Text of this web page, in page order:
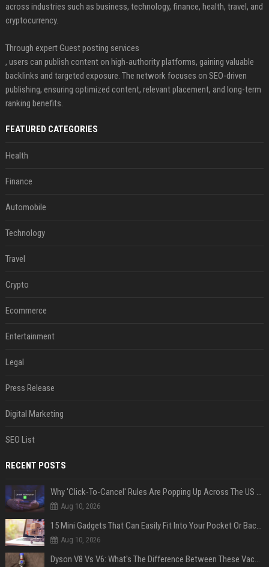
across industries such as business, technology, finance, health, travel, and
cryptocurrency.
Through expert Guest posting services
, users can publish content on high-authority platforms, gaining valuable
backlinks and targeted exposure. The network focuses on SEO-driven
publishing, ensuring optimized content, relevant placement, and long-term
ranking benefits.
FEATURED CATEGORIES
Health
Finance
Automobile
Technology
Travel
Crypto
Ecommerce
Entertainment
Legal
Press Release
Digital Marketing
SEO List
RECENT POSTS
Why 'Click-To-Cancel' Rules Are Popping Up Across The US (And Why They Matter)
Aug 10, 2026
15 Mini Gadgets That Can Easily Fit Into Your Pocket Or Backpack
Aug 10, 2026
Dyson V8 Vs V6: What's The Difference Between These Vacuum Cleaners?